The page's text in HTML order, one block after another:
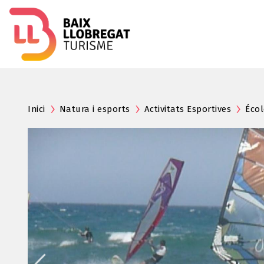
Inici Natura i esports Activitats Esportives